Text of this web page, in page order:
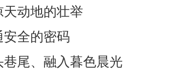
动地的壮举
全的密码
巷尾、融入暮色晨光